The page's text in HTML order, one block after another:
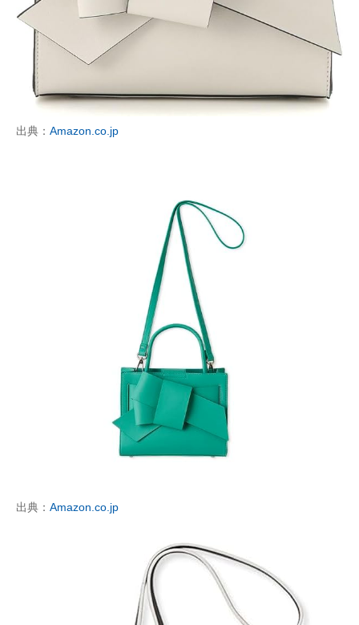
出典： Amazon.co.jp
出典： Amazon.co.jp